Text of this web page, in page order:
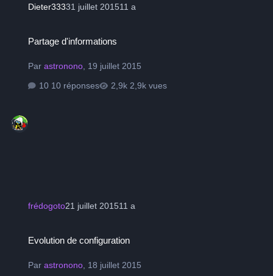
Dieter33331 juillet 201511 a
Partage d'informations
Parastronono, 19 juillet 2015
10 réponses
2,9k vues
frédogoto21 juillet 201511 a
Evolution de configuration
Parastronono 18 juillet 2015